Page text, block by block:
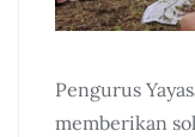
Pengurus
memberikan